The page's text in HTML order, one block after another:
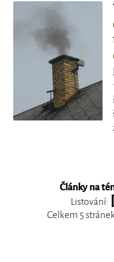
Články na
Listování:
Celkem 5